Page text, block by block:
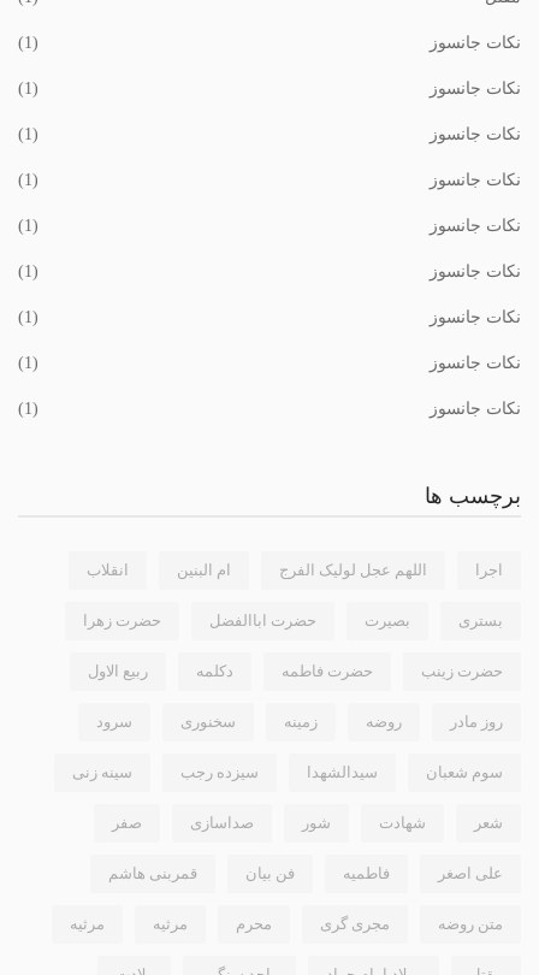
نکات جانسوز (1)
نکات جانسوز (1)
نکات جانسوز (1)
نکات جانسوز (1)
نکات جانسوز (1)
نکات جانسوز (1)
نکات جانسوز (1)
نکات جانسوز (1)
نکات جانسوز (1)
برچسب ها
اجرا اللهم عجل لولیک الفرج ام البنین انقلاب
بستری بصیرت حضرت اباالفضل حضرت زهرا
حضرت زینب حضرت فاطمه دکلمه ربیع الاول
روز مادر روضه زمینه سخنوری سرود
سوم شعبان سیدالشهدا سیزده رجب سینه زنی
شعر شهادت شور صداسازی صفر
علی اصغر فاطمیه فن بیان قمربنی هاشم
متن روضه مجری گری محرم مرثيه مرثیه